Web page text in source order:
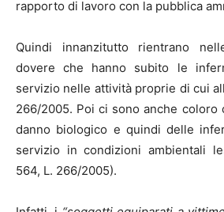
rapporto di lavoro con la pubblica
Quindi innanzitutto rientrano
dovere che hanno subito le
servizio nelle attività proprie di cui
266/2005. Poi ci sono anche coloro
danno biologico e quindi delle
servizio in condizioni ambientali
564, L. 266/2005).